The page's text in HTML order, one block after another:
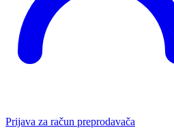
Prijava za račun preprodavača